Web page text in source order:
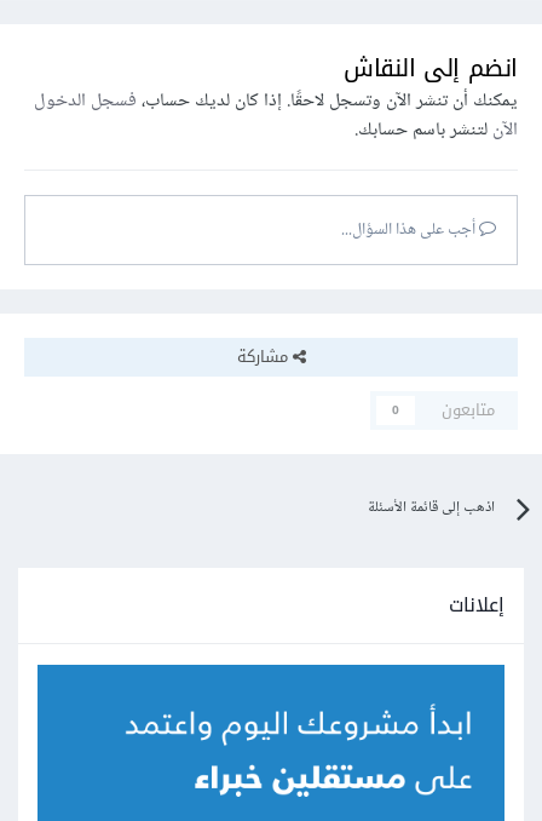
انضم إلى النقاش
يمكنك أن تنشر الآن وتسجل لاحقًا. إذا كان لديك حساب،فسجل الدخول
الآنلتنشر باسم حسابك.
أجب على هذا السؤال...
مشاركة
متابعون
0
اذهب إلى قائمة الأسئلة
إعلانات